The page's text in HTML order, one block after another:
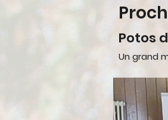
Potos
Un grand